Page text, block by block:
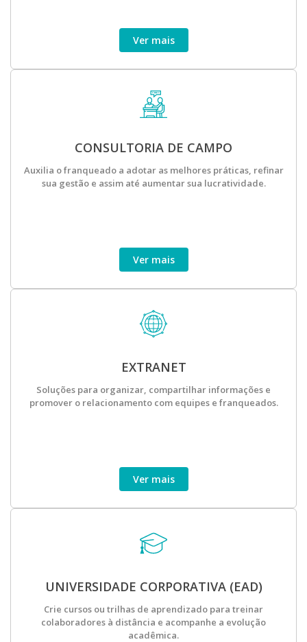
Ver mais
CONSULTORIA DE CAMPO
Auxilia o franqueado a adotar as melhores práticas, refinar
sua gestão e assim até aumentar sua lucratividade.
Ver mais
EXTRANET
Soluções para organizar, compartilhar informações e
promover o relacionamento com equipes e franqueados.
Ver mais
UNIVERSIDADE CORPORATIVA (EAD)
Crie cursos ou trilhas de aprendizado para treinar
colaboradores à distância e acompanhe a evolução
acadêmica.